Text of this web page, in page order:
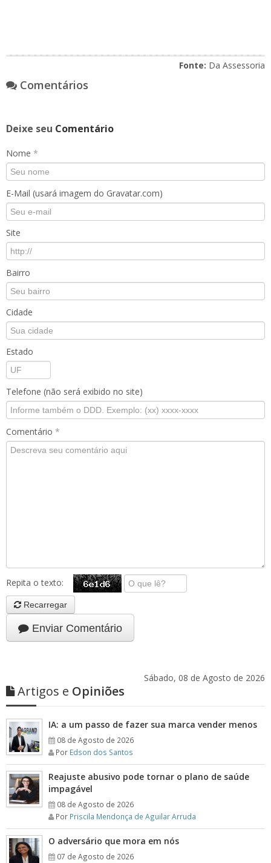
Fonte: Da Assessoria
Comentários
Deixe seu Comentário
Nome *
E-Mail (usará imagem do Gravatar.com)
Site
Bairro
Cidade
Estado
Telefone (não será exibido no site)
Comentário *
Repita o texto:
Recarregar
Enviar Comentário
Sábado, 08 de Agosto de 2026
Artigos e Opiniões
IA: a um passo de fazer sua marca vender menos
08 de Agosto de 2026
Por Edson dos Santos
Reajuste abusivo pode tornar o plano de saúde
impagável
08 de Agosto de 2026
Por Priscila Mendonça de Aguilar Arruda
O adversário que mora em nós
07 de Agosto de 2026